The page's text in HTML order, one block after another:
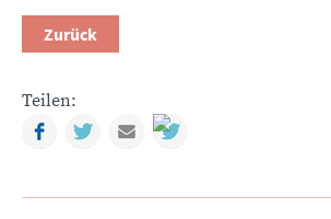
Zurück
Teilen:
FacebookTwitterMail